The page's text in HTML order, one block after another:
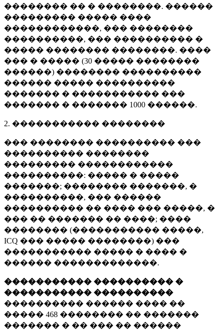
�������� �� � ��������. ������
��������� ����� ����
������������, ��� ��������
����������, ��� ���������� �
����� �������� ��������. ����
��� � ����� (30 ����� ��������
������) �������� ����������
������ ����� ����������
������� � ����������� ���
������� � ������� 1000 ������.
2. ����������� ��������
��� �������� ���������� ���
���������� ��������
��������� ������������
����������: ����� � �����
�������; �������� �������, �
����������, ��� ������
���������� �� ���� ��� �����, �
��� �� ������� �� ����; ����
�������� (����������� �����,
ICQ ��� ����� ��������) ���
����������� ����� � ���� �
������ �������������.
����������� ���������� �
����������� ����������
���������� ������ ���� ��
����� 468 �������� �� �������
������� � �� ��� �� ������